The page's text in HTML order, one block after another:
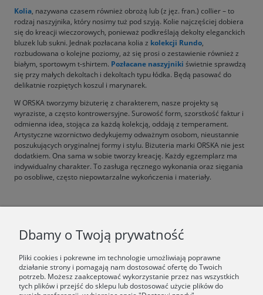
Kolia, nazywana czasem również obrożą lub (z jęz. fran.) collier – to
rodzaj naszyjnika, który nosimy tuż pod szyją. Kolie najczęściej dobiera
się do kreacji wieczorowych, ponieważ podkreślają dekolty eleganckich
bluzek lub sukni. Jednak pozłacana kolia z kolekcji Rundo,
rozbudowana o kolejne poziomy, aż się prosi o zestawienie również z
białym, sportowym t-shirtem. Pozłacane naszyjniki świetnie sprawdzą
się przy małych dekoltach i dekoltach typu łódka. Będą pasować do
delikatnie rozpiętych koszul i marynarek.
W ORSKA tworzymy biżuterię z charakterem, nasze projekty są
wyraziste, a często kontrowersyjne. Surowość form, szorstkość faktur i
odmienna idea, stojąca za każdą kolekcją, oddają z temperament.
Artystyczne wzornictwo dedykujemy odważnym osobom, nieustannie
poszukujących oryginalnej formy i stylu. Biżuteria marki ORSKA nie jest
dodatkiem. Ona sama w sobie tworzy kreację. Każdy egzemplarz ma
indywidualny charakter. To zasługa ręcznego wykonania oraz sięgania
po osobliwe, często niepowtarzalne wykończenia i materiały.
ŚWIAT ORSKA
Dołącz do nas:
Dbamy o Twoją prywatność
Pliki cookies i pokrewne im technologie umożliwiają poprawne
działanie strony i pomagają nam dostosować ofertę do Twoich
potrzeb. Możesz zaakceptować wykorzystanie przez nas wszystkich
tych plików i przejść do sklepu lub dostosować użycie plików do